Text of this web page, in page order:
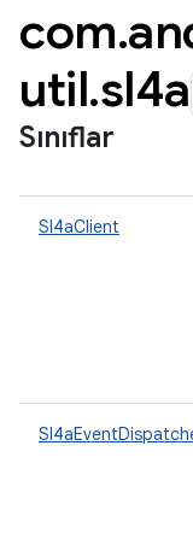
com.
util.sl4a
Sınıflar
Sl4aClient